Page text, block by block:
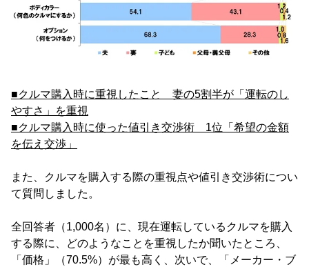
■クルマ購入時に重視したこと 妻の5割半が「運転のし
やすさ」を重視
■クルマ購入時に使った値引き交渉術 1位「希望の金額
を伝え交渉」
また、クルマを購入する際の重視点や値引き交渉術につい
て質問しました。
全回答者（1,000名）に、現在運転しているクルマを購入
する際に、どのようなことを重視したか聞いたところ、
「価格」（70.5%）が最も高く、次いで、「メーカー・ブ